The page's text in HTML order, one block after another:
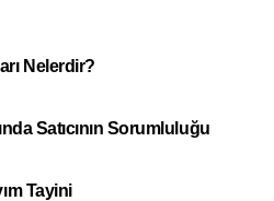
Nelerdir?
Satıcının Sorumluluğu
Tayini